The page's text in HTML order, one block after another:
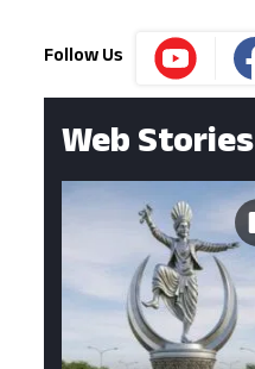
Follow Us
Web Stories